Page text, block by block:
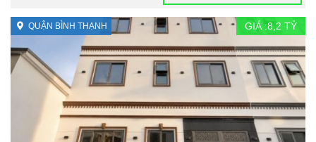
QUẬN BÌNH THẠNH GIÁ :8,2 TỶ